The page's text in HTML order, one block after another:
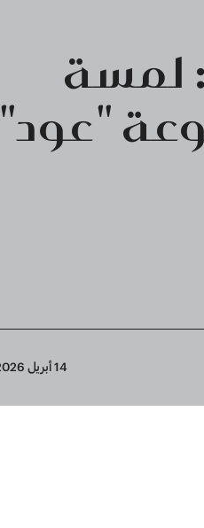
لمسة
"عود"
14 أبريل 2026